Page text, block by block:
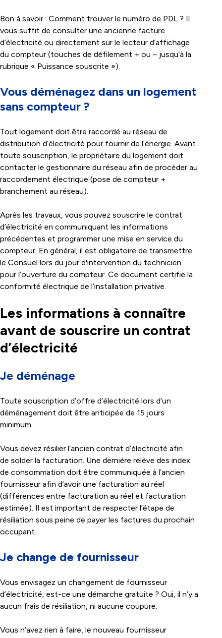
Bon à savoir : Comment trouver le numéro de PDL ? Il
vous suffit de consulter une ancienne facture
d’électricité ou directement sur le lecteur d’affichage
du compteur (touches de défilement + ou – jusqu’à la
rubrique « Puissance souscrite »).
Vous déménagez dans un logement
sans compteur ?
Tout logement doit être raccordé au réseau de
distribution d’électricité pour fournir de l’énergie. Avant
toute souscription, le propriétaire du logement doit
contacter le gestionnaire du réseau afin de procéder au
raccordement électrique (pose de compteur +
branchement au réseau).
Après les travaux, vous pouvez souscrire le contrat
d’électricité en communiquant les informations
précédentes et programmer une mise en service du
compteur. En général, il est obligatoire de transmettre
le Consuel lors du jour d'intervention du technicien
pour l’ouverture du compteur. Ce document certifie la
conformité électrique de l’installation privative.
Les informations à connaître
avant de souscrire un contrat
d’électricité
Je déménage
Toute souscription d’offre d’électricité lors d’un
déménagement doit être anticipée de 15 jours
minimum.
Vous devez résilier l’ancien contrat d’électricité afin
de solder la facturation. Une dernière relève des index
de consommation doit être communiquée à l’ancien
fournisseur afin d’avoir une facturation au réel
(différences entre facturation au réel et facturation
estimée). Il est important de respecter l’étape de
résiliation sous peine de payer les factures du prochain
occupant.
Je change de fournisseur
Vous envisagez un changement de fournisseur
d’électricité, est-ce une démarche gratuite ? Oui, il n’y a
aucun frais de résiliation, ni aucune coupure.
Vous n’avez rien à faire, le nouveau fournisseur